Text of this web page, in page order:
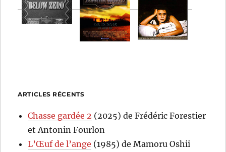
ARTICLES RÉCENTS
Chasse gardée 2 (2025) de Frédéric Forestier
et Antonin Fourlon
L’Œuf de l’ange (1985) de Mamoru Oshii